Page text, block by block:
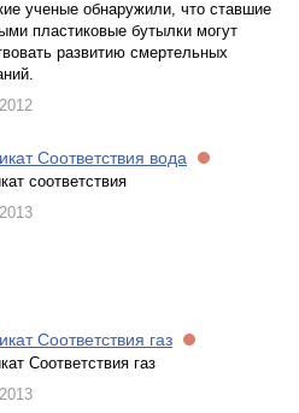
ученые обнаружили, что ставшие
пластиковые бутылки могут
развитию смертельных
Соответствия вода
соответствия
Соответствия газ
Соответствия газ